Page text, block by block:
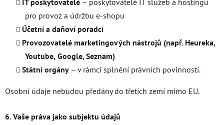
IT poskytovatelé – poskytovatelé IT služeb a hostingu
pro provoz a údržbu e-shopu
Účetní a daňoví poradci
Provozovatelé marketingových nástrojů (např. Heureka,
Youtube, Google, Seznam)
Státní orgány – v rámci splnění právních povinností.
Osobní údaje nebudou předány do třetích zemí mimo EU.
6. Vaše práva jako subjektu údajů